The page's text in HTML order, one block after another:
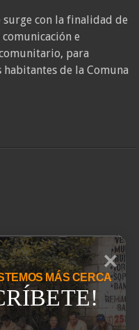
con la finalidad de
e
para
de la Comuna
MÁS CERCA